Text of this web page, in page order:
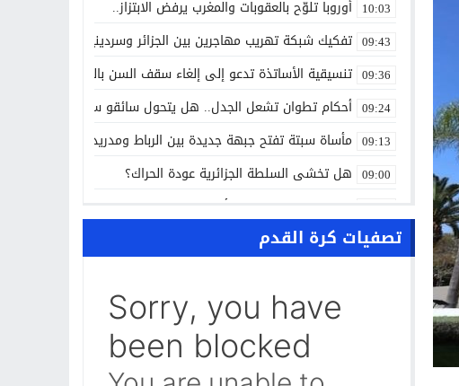
10:03 أوروبا تلوّح بالعقوبات والمغرب يرفض الابتزاز..
09:43 تفكيك شبكة تهريب مهاجرين بين الجزائر وسردينيا وفرنسا
09:36 تنسيقية الأساتذة تدعو إلى إلغاء سقف السن بالتوظيف العمومي
09:24 أحكام تطوان تشعل الجدل.. هل يتحول سائقو سيارات الأجرة إلى
09:13 مأساة سبتة تفتح جبهة جديدة بين الرباط ومدريد..
09:00 هل تخشى السلطة الجزائرية عودة الحراك؟
10:13 الاتفاق الفلاحي المغربي الأوروبي يدخل مرحلة الحسم..
حرب الظل الرقمية.. اتهامات للجزائر بتسخير جيوش إلكترونية
واشنطن تفتح ملف المينورسو من العيون..
غضب تونسي في وجه تبون.. رسالة نارية ترفض «الوصاية
تصفيات كرة القدم